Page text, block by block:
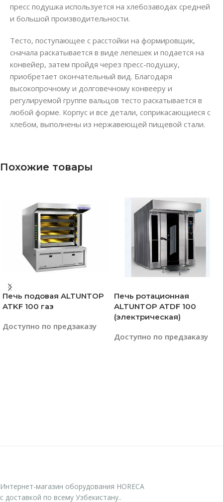
пресс подушка используется на хлебозаводах средней
и большой производительности.
Тесто, поступающее с расстойки на формировщик,
сначала раскатывается в виде лепешек и подается на
конвейер, затем пройдя через пресс-подушку,
приобретает окончательный вид. Благодаря
высокопрочному и долговечному конвееру и
регулируемой группе вальцов тесто раскатывается в
любой форме. Корпус и все детали, соприкасающиеся с
хлебом, выполнены из нержавеющей пищевой стали.
Похожие товары
Печь подовая ALTUNTOP
ATKF 100 газ
Доступно по предзаказу
Печь ротационная
ALTUNTOP ATDF 100
(электрическая)
Доступно по предзаказу
Интернет-магазин оборудования HORECA
с доставкой по всему Узбекистану..